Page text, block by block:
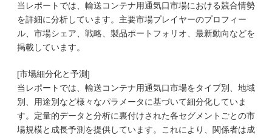
当レポートでは、輸送コンテナ用通気口市場における競合情勢
を詳細に分析しています。主要市場プレイヤーのプロフィー
ル、市場シェア、戦略、製品ポートフォリオ、最新動向などを
掲載しています。
[市場細分化と予測]
当レポートでは、輸送コンテナ用通気口市場をタイプ別、地域
別、用途別など様々なパラメータに基づいて細分化していま
す。定量的データと分析に裏付けされた各セグメントごとの市
場規模と成長予測を提供しています。これにより、関係者は成